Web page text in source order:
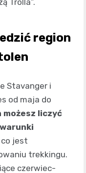
Trolla”.
region
Stavanger i
od maja do
możesz liczyć
co jest
trekkingu.
czerwiec-